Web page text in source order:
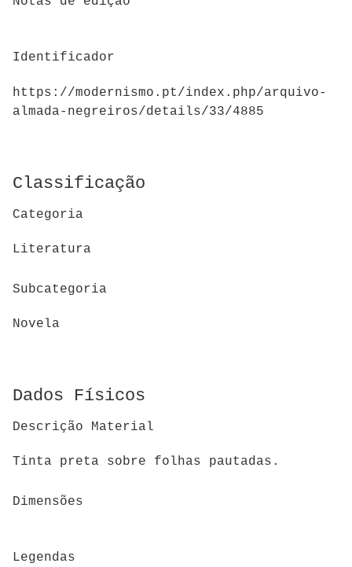
Identificador
https://modernismo.pt/index.php/arquivo-
almada-negreiros/details/33/4885
Classificação
Categoria
Literatura
Subcategoria
Novela
Dados Físicos
Descrição Material
Tinta preta sobre folhas pautadas.
Dimensões
Legendas